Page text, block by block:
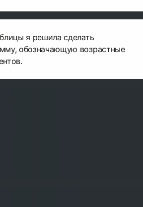
я решила сделать
обозначающую возрастные